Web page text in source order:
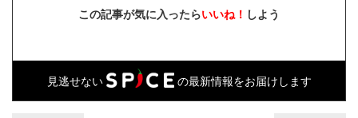
この記事が気に入ったらいいね！ しよう
見逃せない の最新情報をお届けします